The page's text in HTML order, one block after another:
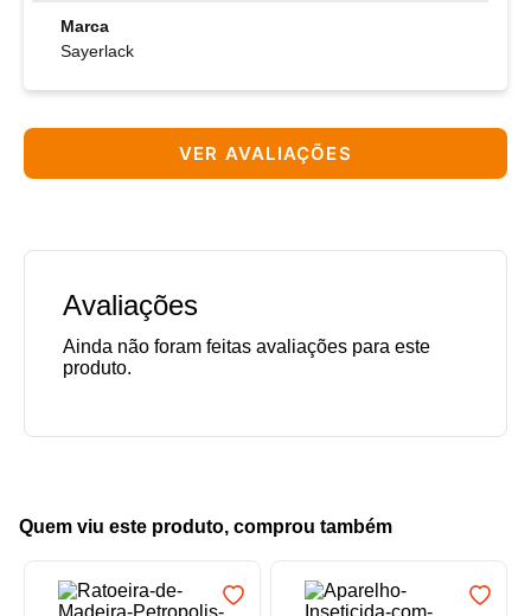
Marca
Sayerlack
VER AVALIAÇÕES
Avaliações
Quem viu este produto, comprou também